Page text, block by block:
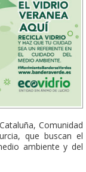
Comunidad
que buscan el
ambiente y del